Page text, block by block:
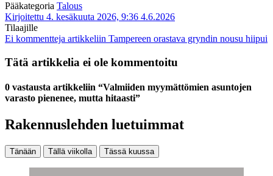
Pääkategoria Talous
Kirjoitettu 4. kesäkuuta 2026, 9:36 4.6.2026
Tilaajille
Ei kommentteja artikkeliin Tampereen orastava gryndin nousu hiipui
Tätä artikkelia ei ole kommentoitu
0 vastausta artikkeliin “Valmiiden myymättömien asuntojen
varasto pienenee, mutta hitaasti”
Rakennuslehden luetuimmat
Tänään Tällä viikolla Tässä kuussa